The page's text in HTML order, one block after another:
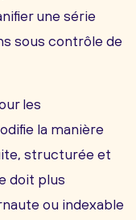
une série
sous contrôle de
les
la manière
structurée et
doit plus
ou indexable